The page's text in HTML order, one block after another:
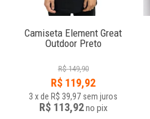
Camiseta Element Great
Outdoor Preto
R$ 149,90
R$ 119,92
3 xde R$ 39,97 sem juros
R$ 113,92no pix